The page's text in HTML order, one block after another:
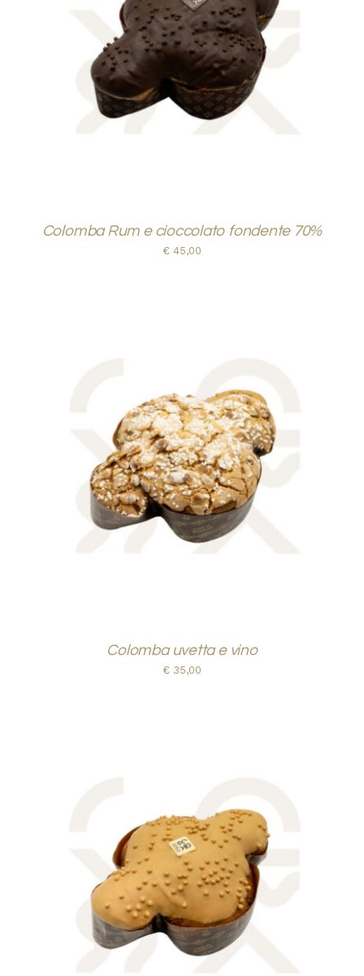
AGGIUNGI AL CARRELLO
DETTAGLI
Colomba Rum e cioccolato fondente 70%
€ 45,00
AGGIUNGI AL CARRELLO
/
DETTAGLI
Colomba uvetta e vino
€ 35,00
AGGIUNGI AL CARRELLO
/
DETTAGLI